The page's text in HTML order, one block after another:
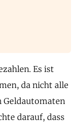
Es ist
da nicht alle
Geldautomaten
darauf, dass